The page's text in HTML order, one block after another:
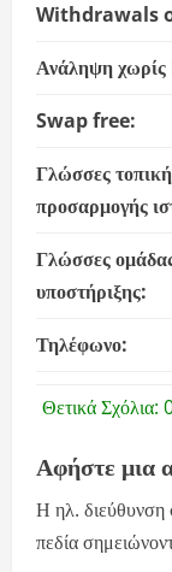
Withdrawals
Ανάληψη
Swap free:
Γλώσσες
προσαρμογής
Γλώσσες
υποστήριξης:
Τηλέφωνο:
Θετικά Σχόλια:
Αφήστε μια
Η ηλ. διεύθυνση
πεδία